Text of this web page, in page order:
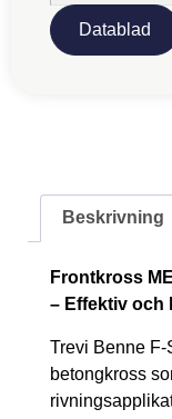
Datablad
Beskrivning
Frontkross
– Effektiv och
Trevi Benne
betongkross